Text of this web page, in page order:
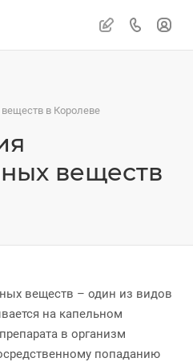
в Королеве
веществ
веществ – один из видов
на капельном
в организм
попаданию